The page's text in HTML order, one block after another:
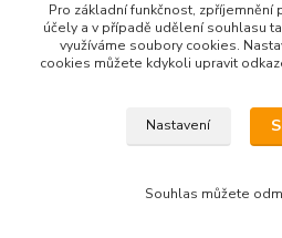
Zboží zařazeno v kategoriích
Všechno zboží
Pro základní funkčnost, zpříjemnění
účely a v případě udělení souhlasu
využíváme soubory cookies.
cookies můžete kdykoli upravit
Nastavení
Souhlas můžete